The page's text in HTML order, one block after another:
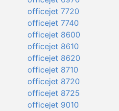
officejet 7720
officejet 7740
officejet 8600
officejet 8610
officejet 8620
officejet 8710
officejet 8720
officejet 8725
officejet 9010